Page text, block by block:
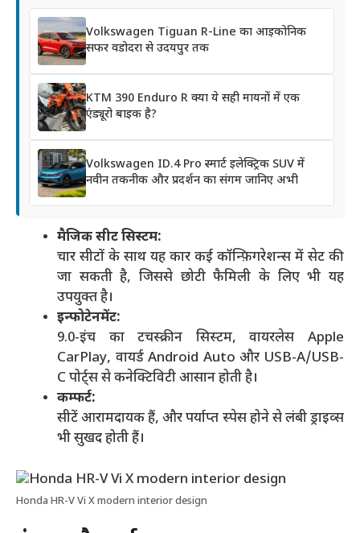
Volkswagen Tiguan R-Line का आइकोनिक
सफर वडोदरा से उदयपुर तक
KTM 390 Enduro R क्या ये सही मायनों में एक
एंड्यूरो बाइक है?
Volkswagen ID.4 Pro स्मार्ट इलेक्ट्रिक SUV में
नवीन तकनीक और प्रदर्शन का संगम जानिए अभी
मैजिक सीट सिस्टम:
चार सीटों के साथ यह कार कई कॉन्फ़िगरेशन्स में सेट की
जा सकती है, जिससे छोटी फैमिली के लिए भी यह
उपयुक्त है।
इन्फोटेनमेंट:
9.0-इंच का टचस्क्रीन सिस्टम, वायरलेस Apple
CarPlay, वायर्ड Android Auto और USB-A/USB-
C पोर्ट्स से कनेक्टिविटी आसान होती है।
कम्फर्ट:
सीटें आरामदायक हैं, और पर्याप्त स्पेस होने से लंबी ड्राइव्स
भी सुखद होती हैं।
Honda HR-V Vi X modern interior design